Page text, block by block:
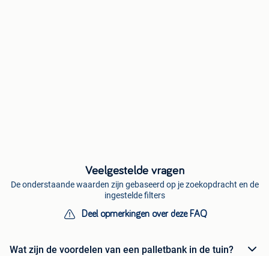
Veelgestelde vragen
De onderstaande waarden zijn gebaseerd op je zoekopdracht en de
ingestelde filters
Deel opmerkingen over deze FAQ
Wat zijn de voordelen van een palletbank in de tuin?